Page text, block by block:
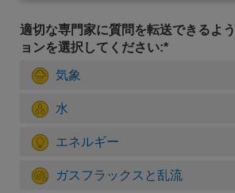
適切な専門家に質問を転送できるよ
ョンを選択してください:*
気象
水
エネルギー
ガスフラックスと乱流